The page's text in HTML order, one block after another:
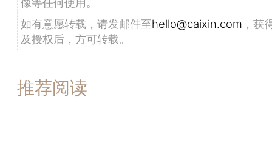
如有意愿转载，请发邮件至hello@caixin.com ，获
及授权后，方可转载。
推荐阅读